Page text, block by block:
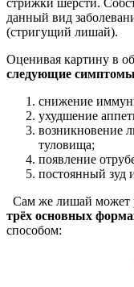
стрижки шерсти.
данный вид
(стригущий лишай).
Оценивая картину в
следующие
снижение
ухудшение
возникновение
туловища;
появление
постоянный зуд
Сам же лишай может
трёх основных
способом: